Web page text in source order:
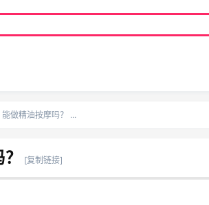
做精油按摩吗？ ...
[复制链接]